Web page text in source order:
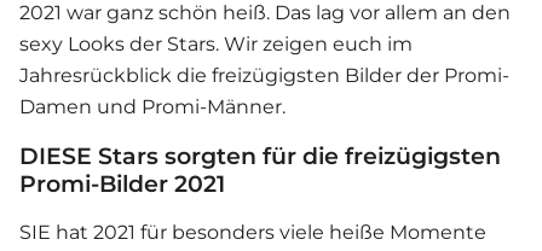
2021 war ganz schön heiß. Das lag vor allem an den
sexy Looks der Stars. Wir zeigen euch im
Jahresrückblick die freizügigsten Bilder der Promi-
Damen und Promi-Männer.
DIESE Stars sorgten für die freizügigsten
Promi-Bilder 2021
SIE hat 2021 für besonders viele heiße Momente